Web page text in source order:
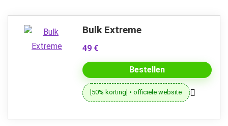
Bulk Extreme
49 €
Bestellen
[50% korting] • officiële website